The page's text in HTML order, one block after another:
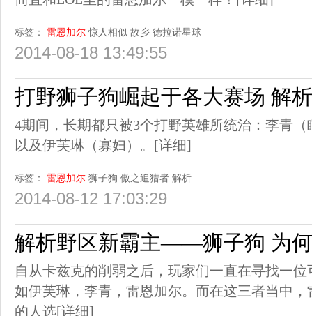
标签： 雷恩加尔 惊人相似 故乡 德拉诺星球
2014-08-18 13:49:55
打野狮子狗崛起于各大赛场 解
4期间，长期都只被3个打野英雄所统治：李青
以及伊芙琳（寡妇）。 [详细]
标签： 雷恩加尔 狮子狗 傲之追猎者 解析
2014-08-12 17:03:29
解析野区新霸主——狮子狗 为
自从卡兹克的削弱之后，玩家们一直在寻找一
如伊芙琳，李青，雷恩加尔。而在这三者当中
的人选[详细]